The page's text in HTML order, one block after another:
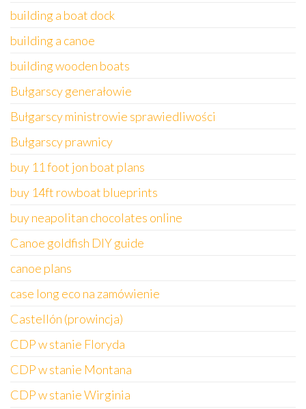
building a boat dock
building a canoe
building wooden boats
Bułgarscy generałowie
Bułgarscy ministrowie sprawiedliwości
Bułgarscy prawnicy
buy 11 foot jon boat plans
buy 14ft rowboat blueprints
buy neapolitan chocolates online
Canoe goldfish DIY guide
canoe plans
case long eco na zamówienie
Castellón (prowincja)
CDP w stanie Floryda
CDP w stanie Montana
CDP w stanie Wirginia